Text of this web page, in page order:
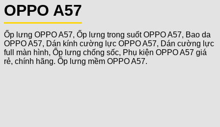
OPPO A57
Ốp lưng OPPO A57, Ốp lưng trong suốt OPPO A57, Bao da
OPPO A57, Dán kính cường lực OPPO A57, Dán cường lực
full màn hình, Ốp lưng chống sốc, Phụ kiện OPPO A57 giá
rẻ, chính hãng. Ốp lưng mềm OPPO A57.